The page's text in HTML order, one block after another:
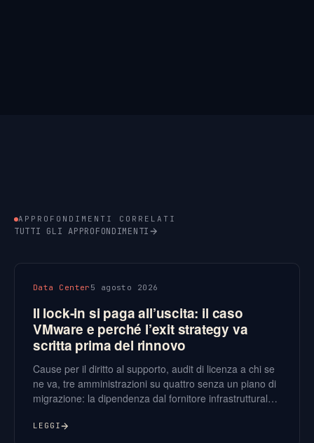
APPROFONDIMENTI CORRELATI
TUTTI GLI APPROFONDIMENTI
Data Center 5 agosto 2026
Il lock-in si paga all’uscita: il caso
VMware e perché l’exit strategy va
scritta prima del rinnovo
Cause per il diritto al supporto, audit di licenza a chi se
ne va, tre amministrazioni su quattro senza un piano di
migrazione: la dipendenza dal fornitore infrastrutturale
Data Act aiuta sul cloud, ma non copre tutto.
LEGGI